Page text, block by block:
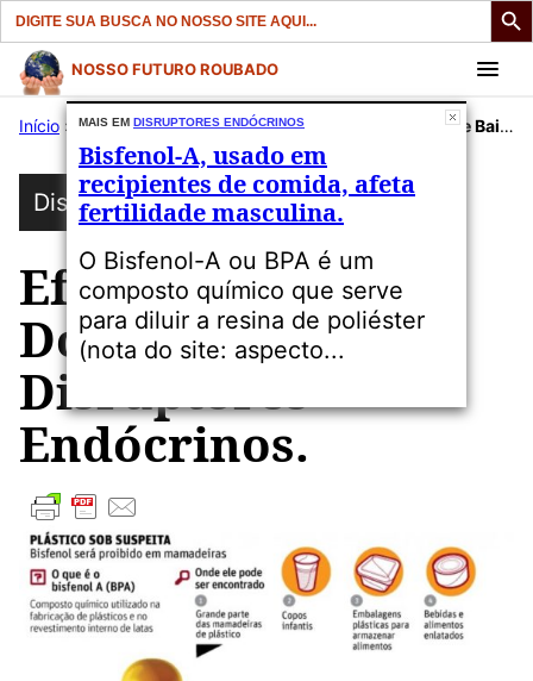
Search
for:
Pular
para
conteúdo
NOSSO FUTURO ROUBADO
Início » Publicações»Disruptores Endócrinos Efeitos de Baixas Doses dos Disruptores Endócrinos.
Disruptores Endócrinos
Efeitos de Baixas
Doses dos
Disruptores
Endócrinos.
MAIS EM DISRUPTORES ENDÓCRINOS
Bisfenol-A, usado em
recipientes de comida, afeta
fertilidade masculina.
O Bisfenol-A ou BPA é um
composto químico que serve
para diluir a resina de poliéster
(nota do site: aspecto...